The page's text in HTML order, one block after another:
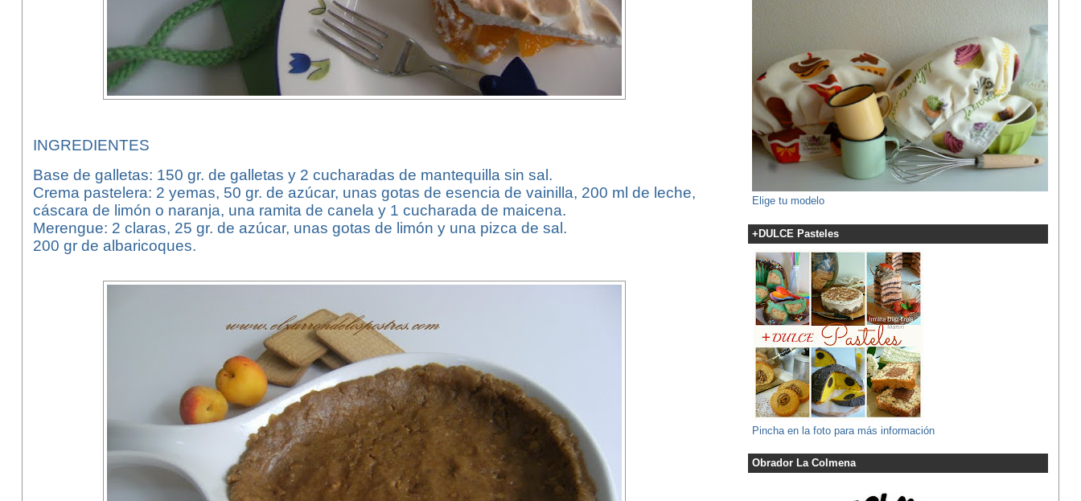
INGREDIENTES
Base de galletas: 150 gr. de galletas y 2 cucharadas de mantequilla sin sal.
Crema pastelera: 2 yemas, 50 gr. de azúcar, unas gotas de esencia de vainilla, 200 ml de leche,
cáscara de limón o naranja, una ramita de canela y 1 cucharada de maicena.
Merengue: 2 claras, 25 gr. de azúcar, unas gotas de limón y una pizca de sal.
200 gr de albaricoques.
Elige tu modelo
+DULCE Pasteles
Pincha en la foto para más información
Obrador La Colmena